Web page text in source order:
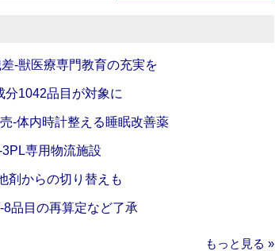
‐獣医療専門教育の充実を
分1042品目が対象に
‐体内時計整える睡眠改善薬
専用物流施設
剤からの切り替えも
品目の再算定など了承
もっと見る »